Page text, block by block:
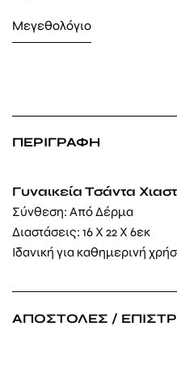
Μεγεθολόγιο
ΠΕΡΙΓΡΑΦΉ
Γυναικεία Τσάντα
Σύνθεση: Από Δέρμα
Διαστάσεις: 16 Χ 22 Χ 6εκ
Ιδανική για καθημερινή
ΑΠΟΣΤΟΛΈΣ /